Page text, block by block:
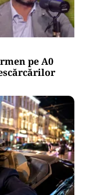
pe A0